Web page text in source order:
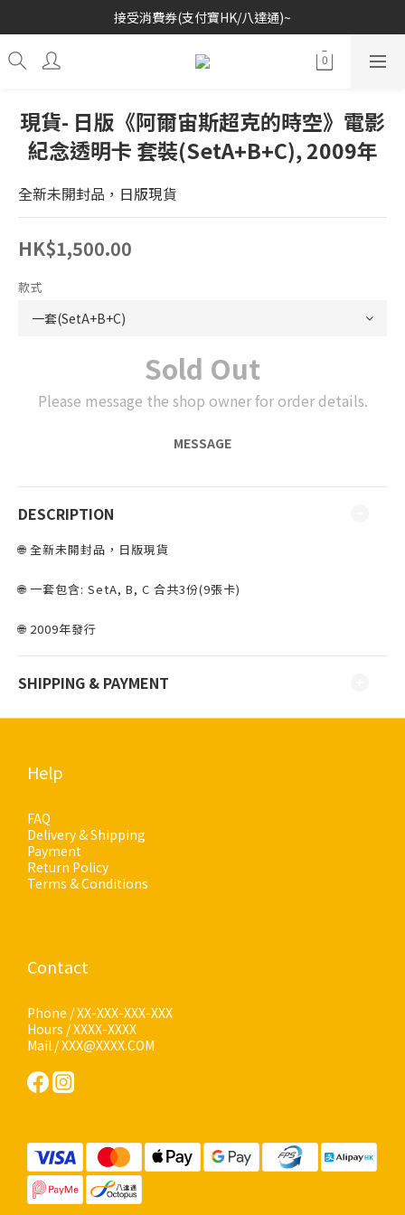
歡迎各位玩具收藏家~
接受消費券(支付寶HK/八達通)~
歡迎各位玩具收藏家~
現貨- 日版《阿爾宙斯超克的時空》電影
紀念透明卡 套裝(SetA+B+C), 2009年
全新未開封品，日版現貨
HK$1,500.00
款式
Sold Out
Please message the shop owner for order details.
MESSAGE
DESCRIPTION
🌐 全新未開封品，日版現貨 ⁣⁣
🌐 一套包含: SetA, B, C 合共3份(9張卡)
🌐 2009年發行
SHIPPING & PAYMENT
Help
FAQ
Delivery & Shipping
Payment
Return Policy
Terms & Conditions
Contact
Phone / XX-XXX-XXX-XXX
Hours / XXXX-XXXX
Mail / XXX@XXXX.COM